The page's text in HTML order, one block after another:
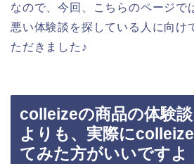
なので、今回、こちらのページ
悪い体験談を探している人に向け
ただきました♪
colleizeの商品の体験
よりも、実際に
てみた方がいいですよ